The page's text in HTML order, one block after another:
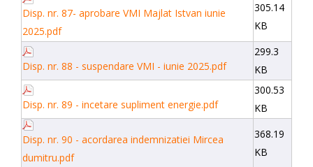
Disp. nr. 87- aprobare VMI Majlat Istvan iunie
2025.pdf
305.14
KB
Disp. nr. 88 - suspendare VMI - iunie 2025.pdf
299.3
KB
Disp. nr. 89 - incetare supliment energie.pdf
300.53
KB
Disp. nr. 90 - acordarea indemnizatiei Mircea
dumitru.pdf
368.19
KB